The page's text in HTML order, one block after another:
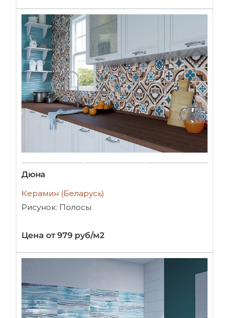
Дюна
Керамин (Беларусь)
Рисунок: Полосы
Цена от 979 руб/м2